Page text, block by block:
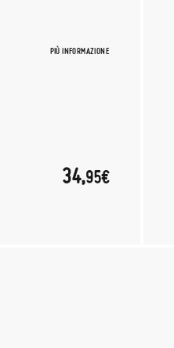
PIÙ INFORMAZIONE
34,95€